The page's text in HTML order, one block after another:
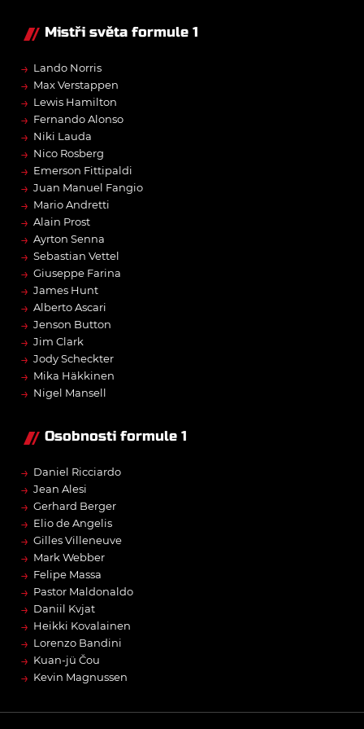
Mistři světa formule 1
→ Lando Norris
→ Max Verstappen
→ Lewis Hamilton
→ Fernando Alonso
→ Niki Lauda
→ Nico Rosberg
→ Emerson Fittipaldi
→ Juan Manuel Fangio
→ Mario Andretti
→ Alain Prost
→ Ayrton Senna
→ Sebastian Vettel
→ Giuseppe Farina
→ James Hunt
→ Alberto Ascari
→ Jenson Button
→ Jim Clark
→ Jody Scheckter
→ Mika Häkkinen
→ Nigel Mansell
Osobnosti formule 1
→ Daniel Ricciardo
→ Jean Alesi
→ Gerhard Berger
→ Elio de Angelis
→ Gilles Villeneuve
→ Mark Webber
→ Felipe Massa
→ Pastor Maldonaldo
→ Daniil Kvjat
→ Heikki Kovalainen
→ Lorenzo Bandini
→ Kuan-jü Čou
→ Kevin Magnussen